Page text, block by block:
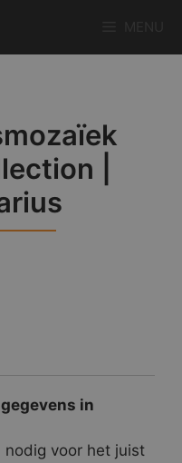
|
in
nodig voor het juist